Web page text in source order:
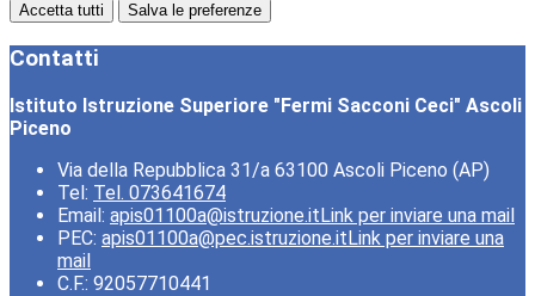
Accetta tutti Salva le preferenze
Contatti
Istituto Istruzione Superiore "Fermi Sacconi Ceci" Ascoli
Piceno
Via della Repubblica 31/a 63100 Ascoli Piceno (AP)
Tel: Tel. 073641674
Email: apis01100a@istruzione.itLink per inviare una mail
PEC: apis01100a@pec.istruzione.itLink per inviare una
mail
C.F.: 92057710441